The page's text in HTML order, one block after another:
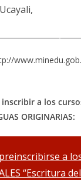
a los
ORIGINARIAS:
a los
“Escritura